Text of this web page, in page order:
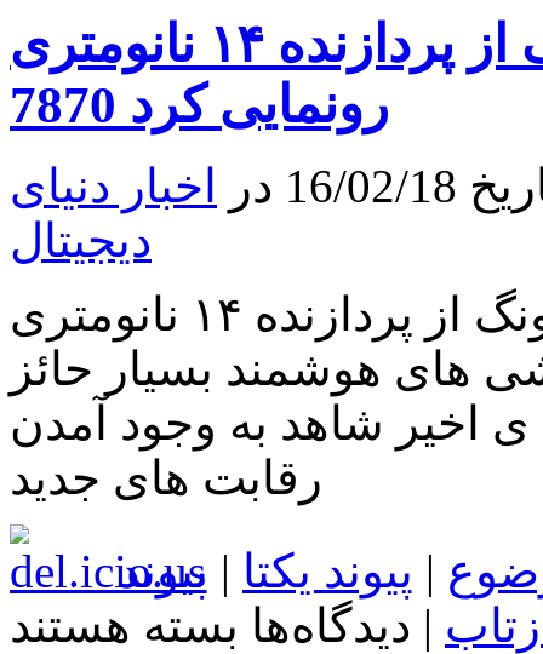
اس۷
در
عرضه
می‌شود
سامسونگ از پردازنده ۱۴ نانومتری Exynos 7 Octa
7870 رونمایی کرد
در
اخبار دنیای
دیجیتال
سامسونگ از پردازنده ۱۴ نانومتری Exynos 7 Octa 7870
های هوشمند بسیار حائز
اخیر شاهد به وجود آمدن
رقابت های جدید
| پیوند یکتا | پیوند
| دیدگاه‌هابرای
سامسونگ
بسته هستند